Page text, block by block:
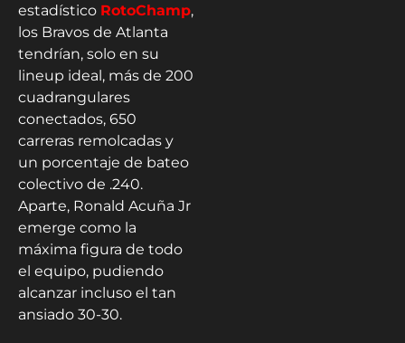
estadístico RotoChamp,
los Bravos de Atlanta
tendrían, solo en su
lineup ideal, más de 200
cuadrangulares
conectados, 650
carreras remolcadas y
un porcentaje de bateo
colectivo de .240.
Aparte, Ronald Acuña Jr
emerge como la
máxima figura de todo
el equipo, pudiendo
alcanzar incluso el tan
ansiado 30-30.